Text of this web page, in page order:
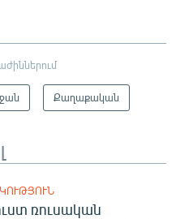
Քաղաքական
ռուսական